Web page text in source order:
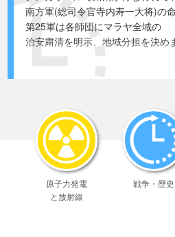
南方軍(総司令官寺内寿一大将)の
第25軍は各師団にマラヤ全域の
治安粛清を明示、地域分担を決め
◎第18師団(久留米 師団長 牟田
◎近衛師団(師団長 西村琢磨中将
南島
そして広島の第5師団は
司令部をクアラルンプ－ルに置き、
4つの歩兵連隊その他を各地区に
原子力発電
と放射線
戦争・歴史